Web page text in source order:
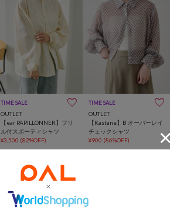
TIME SALE
OUTLET
【ear PAPILLONNER】フリ
ル付スポーティシャツ
¥3,500 (82%OFF)
TIME SALE
OUTLET
【Kastane】B オーバーレイ
チェックシャツ
¥900 (86%OFF)